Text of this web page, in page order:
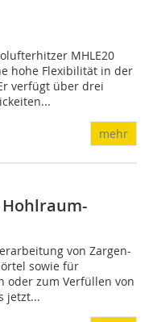
MHLE20
hohe Flexibilität in der
verfügt über drei
mehr
von Zargen-
sowie für
oder zum Verfüllen von
jetzt...